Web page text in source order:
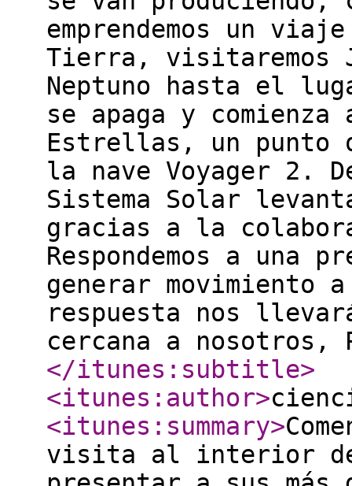
emprendemos un
Tierra, visitaremos
Neptuno hasta el
se apaga y
Estrellas, un punto
la nave Voyager 2.
Sistema Solar
gracias a la
Respondemos a una
generar
respuesta nos
cercana a nosotros,
</itunes:subtitle>
<itunes:author>
<itunes:summary>
visita al interior de